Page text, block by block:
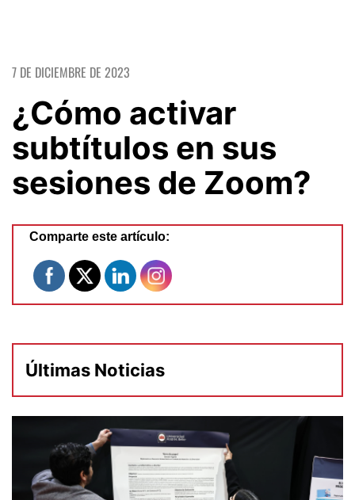
7 DE DICIEMBRE DE 2023
¿Cómo activar
subtítulos en sus
sesiones de Zoom?
Comparte este artículo:
Últimas Noticias